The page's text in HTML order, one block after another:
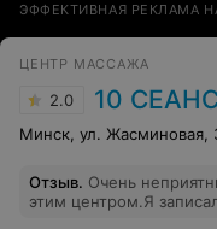
ЭФФЕКТИВНАЯ РЕКЛАМА
ЦЕНТР МАССАЖА
2.0 10
Минск, ул. Жасминовая,
Отзыв. Очень
этим центром.Я